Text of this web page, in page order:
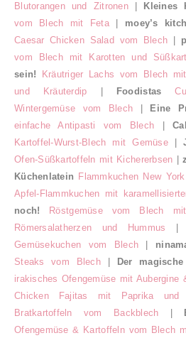
Blutorangen und Zitronen| Kleines
vom Blech mit Feta
moey’s
Caesar Chicken Salad vom Blech
vom Blech mit Karotten und
sein!
Kräutriger Lachs vom Blech
und Kräuterdip
Foodistas
Wintergemüse vom Blech
Eine
einfache Antipasti vom Blech |
Kartoffel-Wurst-Blech mit Gemüse|
Ofen-Süßkartoffeln mit Kichererbsen |
Küchenlatein Flammkuchen New York
Apfel-Flammkuchen mit
noch!
Röstgemüse vom Blech
Römersalatherzen und Hummus
Gemüsekuchen vom Blech
Steaks vom Blech| Der magische
irakisches Ofengemüse mit Aubergine
Chicken Fajitas mit Paprika und
Bratkartoffeln vom Backblech
Ofengemüse & Kartoffeln vom Blech